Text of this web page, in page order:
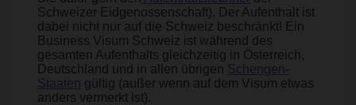
Schweizer Eidgenossenschaft). Der Aufenthalt ist
dabei nicht nur auf die Schweiz beschränkt! Ein
Business Visum Schweiz ist während des
gesamten Aufenthalts gleichzeitig in Österreich,
Deutschland und in allen übrigen Schengen-
Staaten
gültig (außer wenn auf dem Visum etwas
anders vermerkt ist).